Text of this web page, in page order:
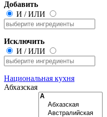
Добавить
И /ИЛИ
Исключить
И /ИЛИ
Национальная кухня
Абхазская